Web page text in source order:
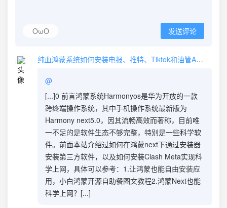
OωO 发送评论
纯血鸿蒙系统如何安装电报、推特、Tiktok和油管APP - V变量—建站日记
@
[...]0 前言鸿蒙系统Harmonyos是华为开放的一款
跨终端操作系统，其中手机操作系统最新版为
Harmony next5.0，因其流畅高效而著称，目前唯
一不足的是软件生态不够完整，特别是一些科学软
件。前面本站介绍过如何在鸿蒙next下通过安装器
安装第三方软件，以及如何安装Clash Meta实现科
学上网，具体可以参考：1.让鸿蒙也能自由安装应
用，小白鸿蒙开源自助餐图文教程2.鸿蒙Next也能
科学上网？[...]